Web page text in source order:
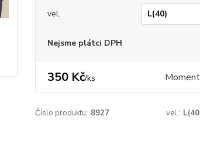
vel.
Nejsme plátci DPH
350 Kč/ks
Číslo produktu: 8927 vel.: